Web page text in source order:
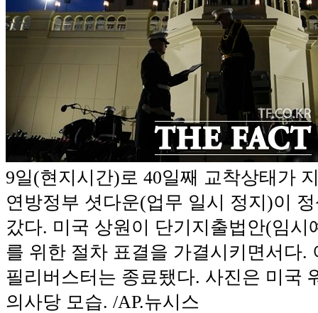
9일(현지시간)로 40일째 교착상태가
연방정부 셧다운(업무 일시 정지)이
갔다. 미국 상원이 단기지출법안(임시
를 위한 절차 표결을 가결시키면서다.
필리버스터는 종료됐다. 사진은 미국
의사당 모습. /AP.뉴시스